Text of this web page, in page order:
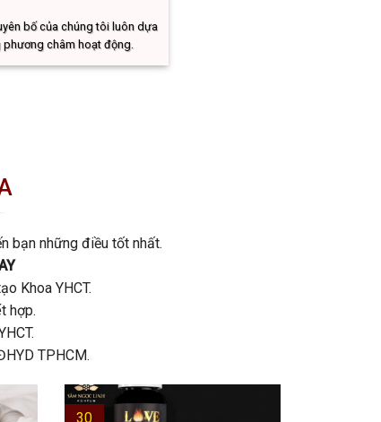
bố của chúng tôi luôn dựa
châm hoạt động.
bạn những điều tốt nhất.
Khoa YHCT.
hợp.
TPHCM.
30